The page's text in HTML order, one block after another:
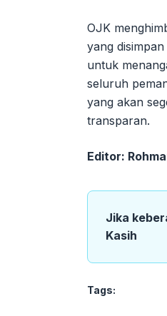
OJK
yang
untuk
seluruh
yang akan
transparan.
Editor:
Jika
Kasih
Tags: